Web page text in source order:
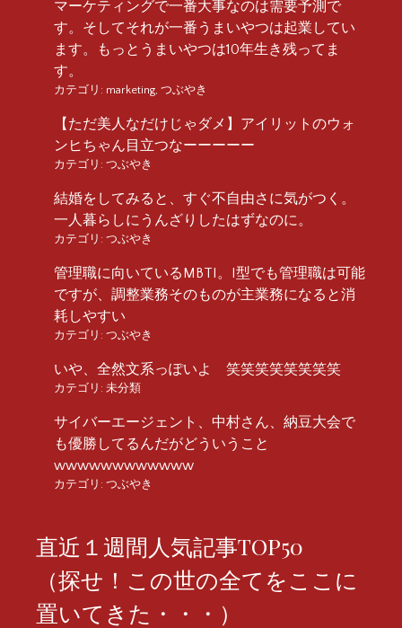
マーケティングで一番大事なのは需要予測で
す。そしてそれが一番うまいやつは起業してい
ます。もっとうまいやつは10年生き残ってま
す。
カテゴリ: marketing, つぶやき
【ただ美人なだけじゃダメ】アイリットのウォ
ンヒちゃん目立つなーーーーー
カテゴリ: つぶやき
結婚をしてみると、すぐ不自由さに気がつく。
一人暮らしにうんざりしたはずなのに。
カテゴリ: つぶやき
管理職に向いているMBTI。I型でも管理職は可能
ですが、調整業務そのものが主業務になると消
耗しやすい
カテゴリ: つぶやき
いや、全然文系っぽいよ 笑笑笑笑笑笑笑笑
カテゴリ: 未分類
サイバーエージェント、中村さん、納豆大会で
も優勝してるんだがどういうこと
wwwwwwwwwwww
カテゴリ: つぶやき
直近１週間人気記事TOP50
（探せ！この世の全てをここに
置いてきた・・・）